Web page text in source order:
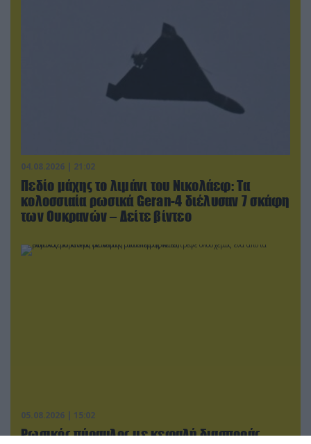
04.08.2026 | 21:02
Πεδίο μάχης το λιμάνι του Νικολάεφ: Τα
κολοσσιαία ρωσικά Geran-4 διέλυσαν 7 σκάφη
των Ουκρανών – Δείτε βίντεο
05.08.2026 | 15:02
Ρωσικός πύραυλος με κεφαλή διασποράς